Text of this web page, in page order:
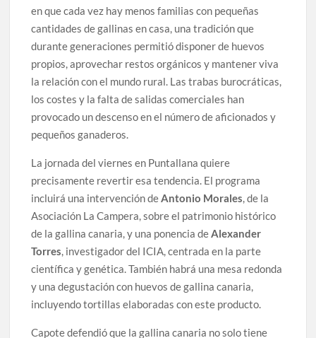
en que cada vez hay menos familias con pequeñas
cantidades de gallinas en casa, una tradición que
durante generaciones permitió disponer de huevos
propios, aprovechar restos orgánicos y mantener viva
la relación con el mundo rural. Las trabas burocráticas,
los costes y la falta de salidas comerciales han
provocado un descenso en el número de aficionados y
pequeños ganaderos.
La jornada del viernes en Puntallana quiere
precisamente revertir esa tendencia. El programa
incluirá una intervención deAntonio Morales, de la
Asociación La Campera, sobre el patrimonio histórico
de la gallina canaria, y una ponencia deAlexander
Torres, investigador del ICIA, centrada en la parte
científica y genética. También habrá una mesa redonda
y una degustación con huevos de gallina canaria,
incluyendo tortillas elaboradas con este producto.
Capote defendió que la gallina canaria no solo tiene